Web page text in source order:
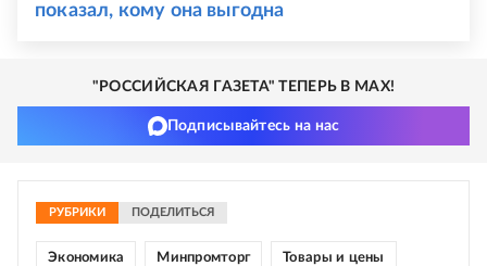
показал, кому она выгодна
"РОССИЙСКАЯ ГАЗЕТА" ТЕПЕРЬ В MAX!
Подписывайтесь на нас
РУБРИКИ ПОДЕЛИТЬСЯ
Экономика Минпромторг Товары и цены